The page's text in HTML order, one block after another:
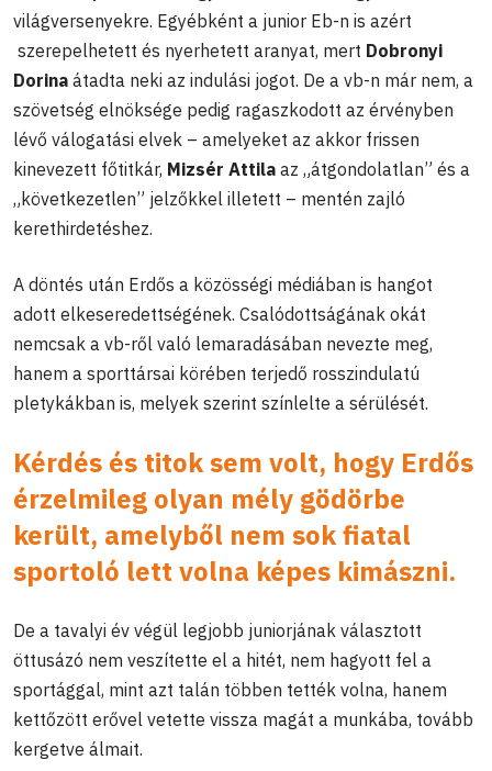
világversenyekre. Egyébként a junior Eb-n is azért
szerepelhetett és nyerhetett aranyat, mert Dobronyi
Dorina átadta neki az indulási jogot. De a vb-n már nem, a
szövetség elnöksége pedig ragaszkodott az érvényben
lévő válogatási elvek – amelyeket az akkor frissen
kinevezett főtitkár, Mizsér Attila az „átgondolatlan” és a
„következetlen” jelzőkkel illetett – mentén zajló
kerethirdetéshez.
A döntés után Erdős a közösségi médiában is hangot
adott elkeseredettségének. Csalódottságának okát
nemcsak a vb-ről való lemaradásában nevezte meg,
hanem a sporttársai körében terjedő rosszindulatú
pletykákban is, melyek szerint színlelte a sérülését.
Kérdés és titok sem volt, hogy Erdős
érzelmileg olyan mély gödörbe
került, amelyből nem sok fiatal
sportoló lett volna képes kimászni.
De a tavalyi év végül legjobb juniorjának választott
öttusázó nem veszítette el a hitét, nem hagyott fel a
sportággal, mint azt talán többen tették volna, hanem
kettőzött erővel vetette vissza magát a munkába, tovább
kergetve álmait.